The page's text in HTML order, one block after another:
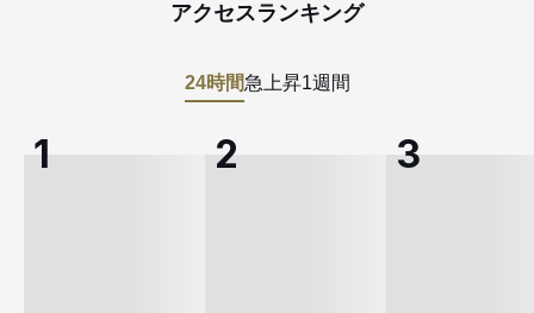
アクセスランキング
24時間急上昇1週間